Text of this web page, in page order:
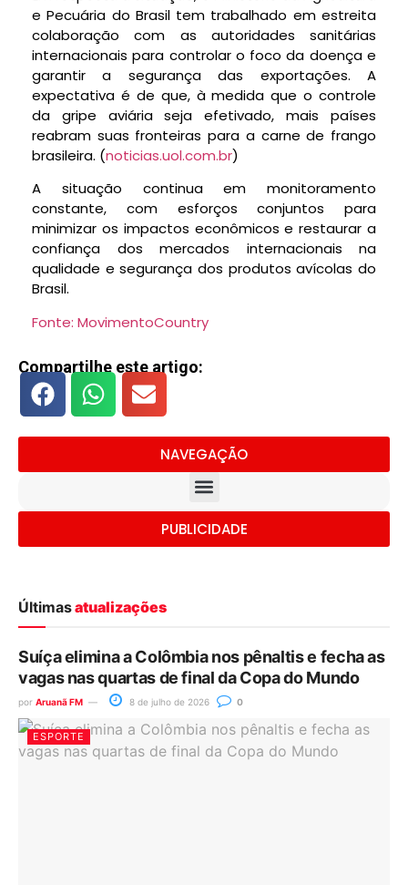
e Pecuária do Brasil tem trabalhado em estreita
colaboração com as autoridades sanitárias
internacionais para controlar o foco da doença e
garantir a segurança das exportações. A
expectativa é de que, à medida que o controle
da gripe aviária seja efetivado, mais países
reabram suas fronteiras para a carne de frango
brasileira. (noticias.uol.com.br)
A situação continua em monitoramento
constante, com esforços conjuntos para
minimizar os impactos econômicos e restaurar a
confiança dos mercados internacionais na
qualidade e segurança dos produtos avícolas do
Brasil.
Fonte: MovimentoCountry
Compartilhe este artigo:
NAVEGAÇÃO
PUBLICIDADE
Últimasatualizações
Suíça elimina a Colômbia nos pênaltis e fecha as
vagas nas quartas de final da Copa do Mundo
por Aruanã FM 8 de julho de 2026 0
ESPORTE